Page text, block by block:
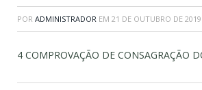
POR ADMINISTRADOR EM 21 DE OUTUBRO DE 2019
4 COMPROVAÇÃO DE CONSAGRAÇÃO